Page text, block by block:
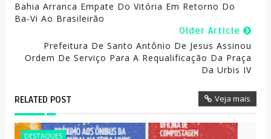
Bahia Arranca Empate Do Vitória Em Retorno Do
Ba-Vi Ao Brasileirão
Older Article
Prefeitura De Santo Antônio De Jesus Assinou
Ordem De Serviço Para A Requalificação Da Praça
Da Urbis IV
RELATED POST Veja mais
DESTAQUES